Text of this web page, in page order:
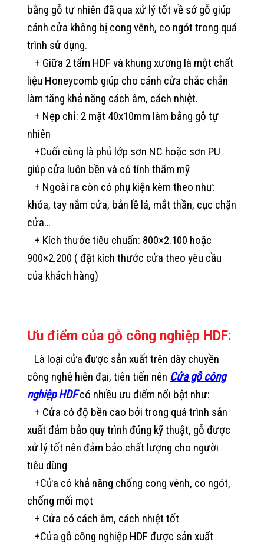
bằng gỗ tự nhiên đã qua xử lý tốt về sớ gỗ giúp
cánh cửa không bị cong vênh, co ngót trong quá
trình sử dụng.
+ Giữa 2 tấm HDF và khung xương là một chất
liệu Honeycomb giúp cho cánh cửa chắc chắn
làm tăng khả năng cách âm, cách nhiệt.
+ Nẹp chỉ: 2 mặt 40x10mm làm bằng gỗ tự
nhiên
+Cuối cùng là phủ lớp sơn NC hoặc sơn PU
giúp cửa luôn bền và có tính thẩm mỹ
+ Ngoài ra còn có phụ kiện kèm theo như:
khóa, tay nắm cửa, bản lề lá, mắt thần, cục chặn
cửa…
+ Kích thước tiêu chuẩn: 800×2.100 hoặc
900×2.200 ( đặt kích thước cửa theo yêu cầu
của khách hàng)
Ưu điểm của gỗ công nghiệp HDF:
Là loại cửa được sản xuất trên dây chuyền
công nghệ hiện đại, tiên tiến nên Cửa gỗ công
nghiệp HDFcó nhiều ưu điểm nổi bật như:
+ Cửa có độ bền cao bởi trong quá trình sản
xuất đảm bảo quy trình đúng kỹ thuật, gỗ được
xử lý tốt nên đảm bảo chất lượng cho người
tiêu dùng
+Cửa có khả năng chống cong vênh, co ngót,
chống mối mọt
+ Cửa có cách âm, cách nhiệt tốt
+Cửa gỗ công nghiệp HDF được sản xuất